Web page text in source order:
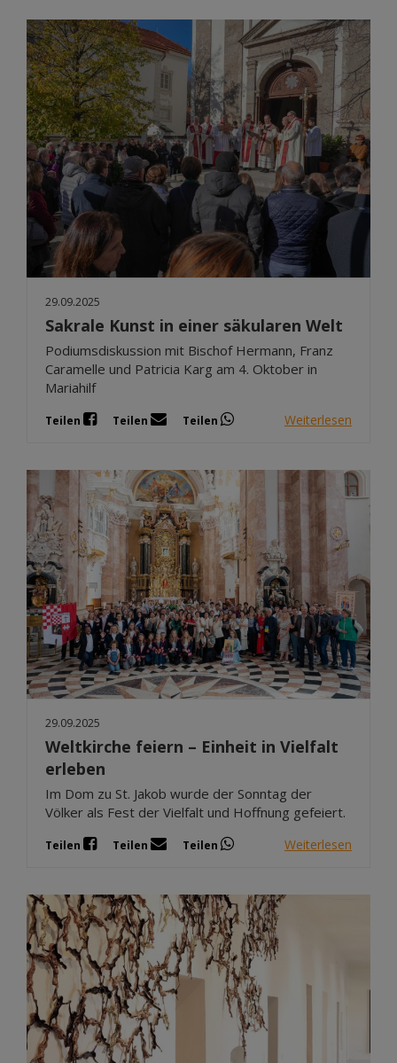
29.09.2025
Sakrale Kunst in einer säkularen Welt
Podiumsdiskussion mit Bischof Hermann, Franz
Caramelle und Patricia Karg am 4. Oktober in
Mariahilf
Teilen Teilen Teilen Weiterlesen
29.09.2025
Weltkirche feiern – Einheit in Vielfalt
erleben
Im Dom zu St. Jakob wurde der Sonntag der
Völker als Fest der Vielfalt und Hoffnung gefeiert.
Teilen Teilen Teilen Weiterlesen